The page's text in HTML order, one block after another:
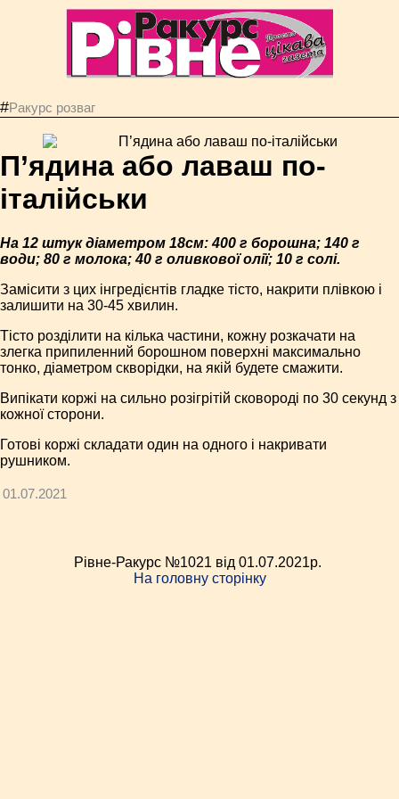
#Ракурс розваг
П’ядина або лаваш по-
італійськи
На 12 штук діаметром 18см: 400 г борошна; 140 г
води; 80 г молока; 40 г оливкової олії; 10 г солі.
Замісити з цих інгредієнтів гладке тісто, накрити плівкою і
залишити на 30-45 хвилин.
Тісто розділити на кілька частини, кожну розкачати на
злегка припиленний борошном поверхні максимально
тонко, діаметром скворідки, на якій будете смажити.
Випікати коржі на сильно розігрітій сковороді по 30 секунд з
кожної сторони.
Готові коржі складати один на одного і накривати
рушником.
01.07.2021
Рівне-Ракурс №1021 від 01.07.2021p.
На головну сторінку